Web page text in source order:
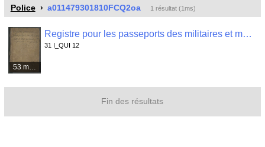
Police a011479301810FCQ2oa 1 résultat (1ms)
Registre pour les passeports des militaires et marins passants , 31 I_QUI 12
31 I_QUI 12
Fin des résultats